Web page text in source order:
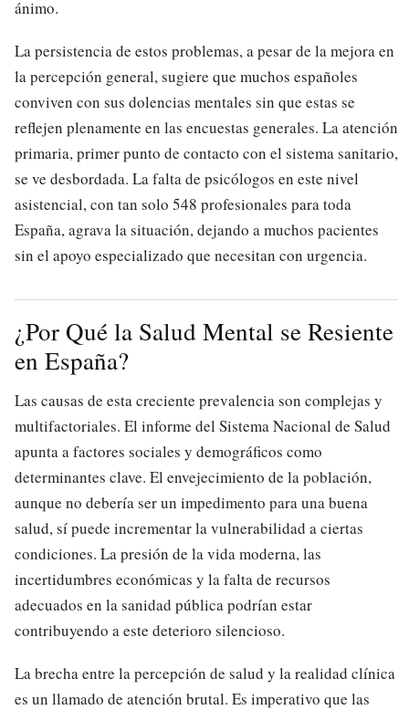
ánimo.
La persistencia de estos problemas, a pesar de la mejora en
la percepción general, sugiere que muchos españoles
conviven con sus dolencias mentales sin que estas se
reflejen plenamente en las encuestas generales. La atención
primaria, primer punto de contacto con el sistema sanitario,
se ve desbordada. La falta de psicólogos en este nivel
asistencial, con tan solo 548 profesionales para toda
España, agrava la situación, dejando a muchos pacientes
sin el apoyo especializado que necesitan con urgencia.
¿Por Qué la Salud Mental se Resiente
en España?
Las causas de esta creciente prevalencia son complejas y
multifactoriales. El informe del Sistema Nacional de Salud
apunta a factores sociales y demográficos como
determinantes clave. El envejecimiento de la población,
aunque no debería ser un impedimento para una buena
salud, sí puede incrementar la vulnerabilidad a ciertas
condiciones. La presión de la vida moderna, las
incertidumbres económicas y la falta de recursos
adecuados en la sanidad pública podrían estar
contribuyendo a este deterioro silencioso.
La brecha entre la percepción de salud y la realidad clínica
es un llamado de atención brutal. Es imperativo que las